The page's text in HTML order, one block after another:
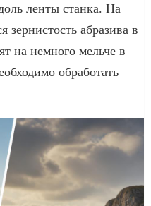
ленты станка. На
зернистость абразива в
на немного мельче в
обработать